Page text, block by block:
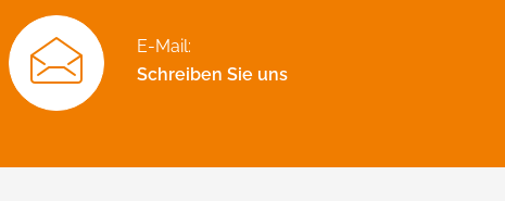
E-Mail:
Schreiben Sie uns